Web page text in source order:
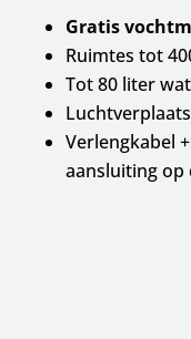
Gratis
Ruimtes tot
Tot 80 liter
Verlengkabel
aansluiting op